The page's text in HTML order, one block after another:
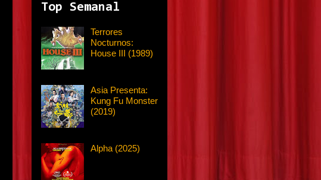
Top Semanal
Terrores
Nocturnos:
House III (1989)
Asia Presenta:
Kung Fu Monster
(2019)
Alpha (2025)